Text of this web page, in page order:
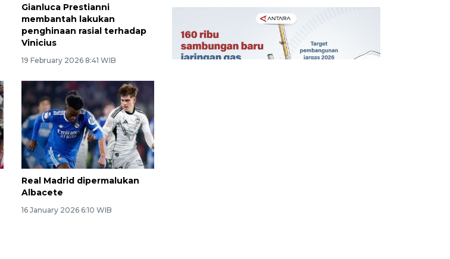
Gianluca Prestianni
membantah lakukan
penghinaan rasial terhadap
Vinicius
19 February 2026 8:41 WIB
Real Madrid dipermalukan
Albacete
16 January 2026 6:10 WIB